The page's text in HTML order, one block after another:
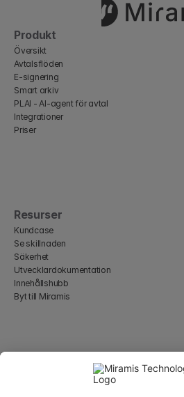
Produkt
Översikt
Avtalsflöden
E-signering
Smart arkiv
PLAI - AI-agent för avtal
Integrationer
Priser
Resurser
Kundcase
Se skillnaden
Säkerhet
Utvecklardokumentation
Innehållshubb
Byt till Miramis